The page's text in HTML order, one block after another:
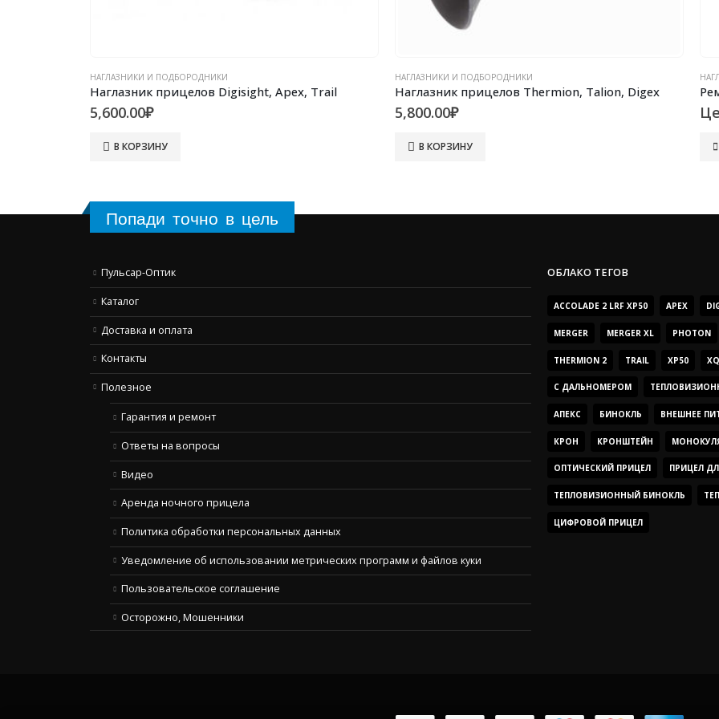
НАГЛАЗНИКИ И ПОДБОРОДНИКИ
Наглазник прицелов Thermion, Talion, Digex
5,800.00₽
В КОРЗИНУ
НАГЛАЗНИКИ И ПОДБОРОДНИКИ
Цена по запросу
ЧИТАТЬ ДАЛЕЕ
Попади точно в цель
Пульсар-Оптик
Каталог
Доставка и оплата
Контакты
Полезное
Гарантия и ремонт
Ответы на вопросы
Видео
Аренда ночного прицела
Политика обработки персональных данных
Уведомление об использовании метрических программ и файлов куки
Пользовательское соглашение
Осторожно, Мошенники
ОБЛАКО ТЕГОВ
ACCOLADE 2 LRF XP50 APEX
MERGER MERGER XL PHOTON
THERMION 2 TRAIL XP50
С ДАЛЬНОМЕРОМ
АПЕКС БИНОКЛЬ ВНЕШНЕЕ
КРОН КРОНШТЕЙН
ОПТИЧЕСКИЙ ПРИЦЕЛ ПРИЦЕЛ
ТЕПЛОВИЗИОННЫЙ БИНОКЛЬ
ЦИФРОВОЙ ПРИЦЕЛ